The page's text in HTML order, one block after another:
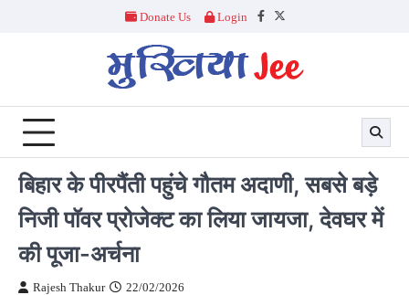
Donate Us Login
Facebook
Twitter
बिहार के पीरपैंती पहुंचे गौतम अदाणी, सबसे बड़े
निजी पॉवर प्रोजेक्ट का लिया जायजा, देवघर में
की पूजा-अर्चना
Rajesh Thakur 22/02/2026